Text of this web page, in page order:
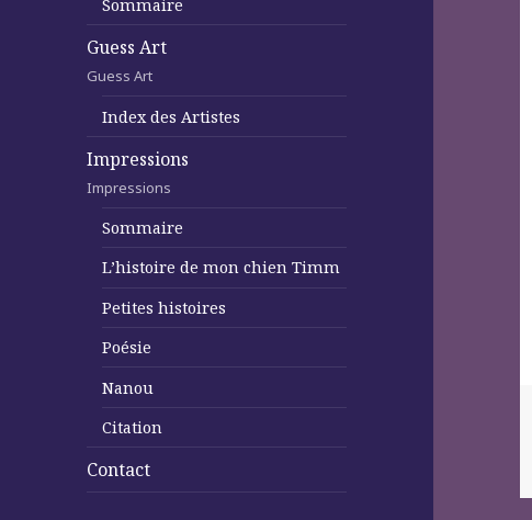
Sommaire
Guess Art
Guess Art
Index des Artistes
Impressions
Impressions
Sommaire
L’histoire de mon chien Timm
Petites histoires
Poésie
Nanou
Citation
Contact